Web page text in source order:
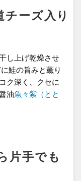
チーズ入り
し上げ乾燥させ
鮭の旨みと薫り
ク深く、クセに
油魚々紫（とと
片手でも